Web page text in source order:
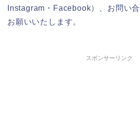
Instagram・Facebook）、お問い
お願いいたします。
スポンサーリンク